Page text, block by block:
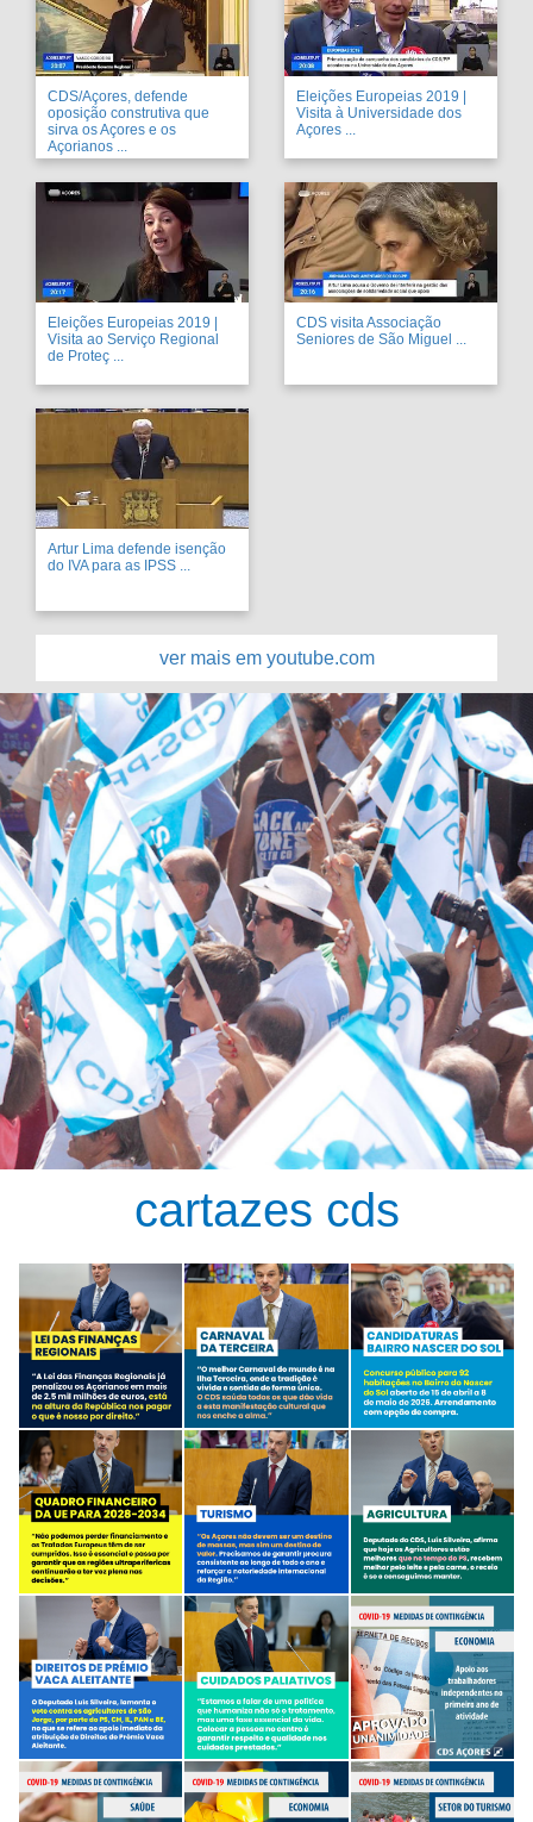
CDS/Açores, defende
oposição construtiva que
sirva os Açores e os
Açorianos ...
Eleições Europeias 2019 |
Visita à Universidade dos
Açores ...
Eleições Europeias 2019 |
Visita ao Serviço Regional
de Proteç ...
CDS visita Associação
Seniores de São Miguel ...
Artur Lima defende isenção
do IVA para as IPSS ...
ver mais em youtube.com
cartazes cds